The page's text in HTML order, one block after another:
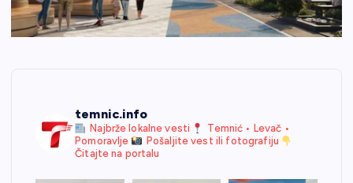
temnic.info
Najbrže lokalne vesti
Temnić • Levač •
Pomoravlje
Pošaljite vest ili fotografiju
Čitajte na portalu